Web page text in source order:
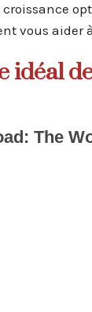
vous aider
idéal